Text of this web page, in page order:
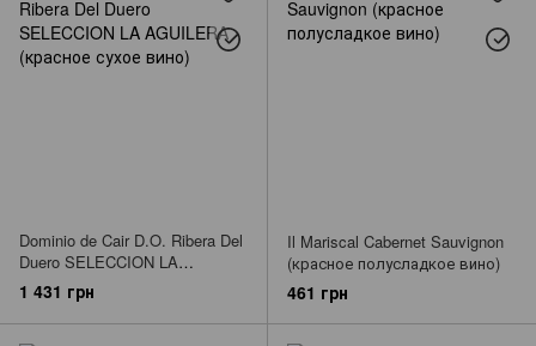
Dominio de Cair D.O. Ribera Del
Duero SELECCION LA
AGUILERA (красное сухое
вино)
1 431 грн
Il Mariscal Cabernet Sauvignon
(красное полусладкое вино)
461 грн